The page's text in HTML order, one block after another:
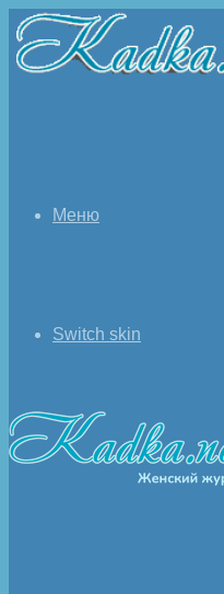
Меню
Switch skin